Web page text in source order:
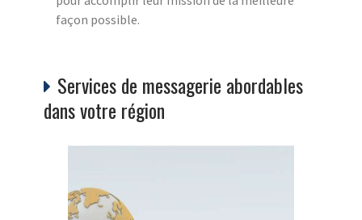
façon possible.
Services de messagerie abordables
dans votre région